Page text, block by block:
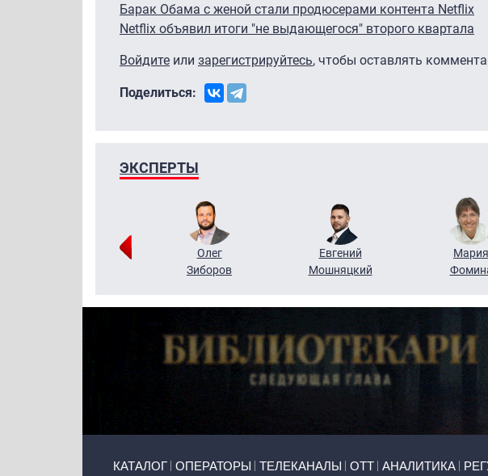
Барак Обама с женой стали продюсерами контента Netflix
Netflix объявил итоги "не выдающегося" второго квартала
Войдите или зарегистрируйтесь, чтобы оставлять
Поделиться:
ЭКСПЕРТЫ
Олег
Зиборов
Евгений
Мошняцкий
Мария
КАТАЛОГ ОПЕРАТОРЫ ТЕЛЕКАНАЛЫ ОТТ АНАЛИТИКА